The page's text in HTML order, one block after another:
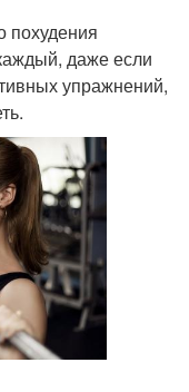
похудения
даже если
упражнений,